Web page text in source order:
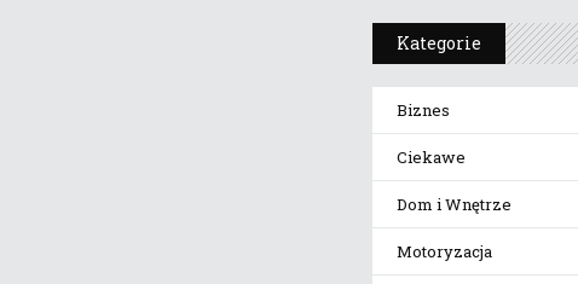
Kategorie
Biznes
Ciekawe
Dom i Wnętrze
Motoryzacja